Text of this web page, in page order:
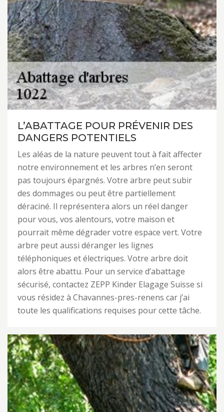
L’ABATTAGE POUR PRÉVENIR DES
DANGERS POTENTIELS
Les aléas de la nature peuvent tout à fait affecter
notre environnement et les arbres n’en seront
pas toujours épargnés. Votre arbre peut subir
des dommages ou peut être partiellement
déraciné. Il représentera alors un réel danger
pour vous, vos alentours, votre maison et
pourrait même dégrader votre espace vert. Votre
arbre peut aussi déranger les lignes
téléphoniques et électriques. Votre arbre doit
alors être abattu. Pour un service d’abattage
sécurisé, contactez ZEPP Kinder Elagage Suisse si
vous résidez à Chavannes-pres-renens car j’ai
toute les qualifications requises pour cette tâche.